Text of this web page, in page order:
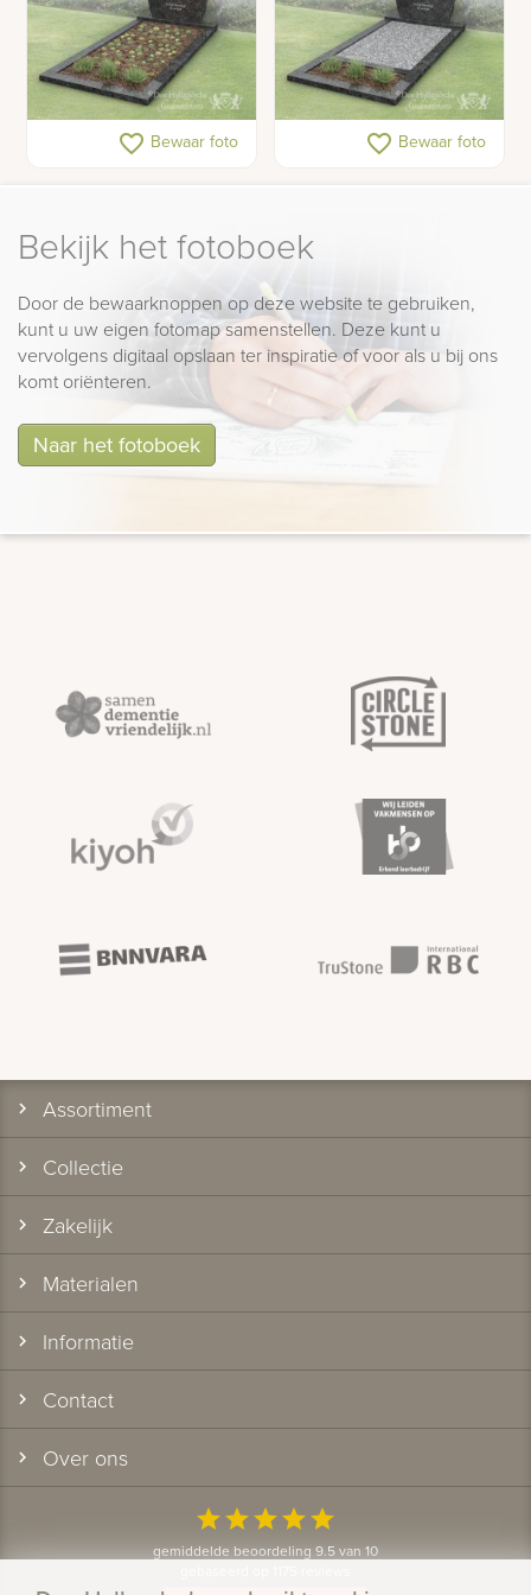
Budget golfkop
grafsteen met liggend
favorite_border Bewaar foto
Budget golfkop
grafsteen met
favorite_border Bewaar foto
Bekijk het fotoboek
Door de bewaarknoppen op deze website te gebruiken,
kunt u uw eigen fotomap samenstellen. Deze kunt u
vervolgens digitaal opslaan ter inspiratie of voor als u bij ons
komt oriënteren.
Naar het fotoboek
Assortiment
Collectie
Zakelijk
Materialen
Informatie
Contact
Over ons
starstarstarstarstar
gemiddelde beoordeling 9.5 van 10